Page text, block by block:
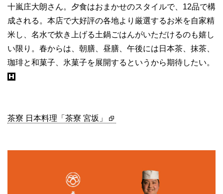
十嵐庄大朗さん。夕食はおまかせのスタイルで、12品で構
成される。本店で大好評の各地より厳選するお米を自家精
米し、名水で炊き上げる土鍋ごはんがいただけるのも嬉し
い限り。春からは、朝膳、昼膳、午後には日本茶、抹茶、
珈琲と和菓子、氷菓子を展開するというから期待したい。
茶寮 日本料理「茶寮 宮坂」